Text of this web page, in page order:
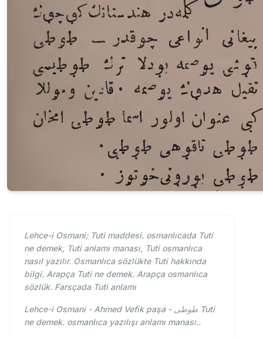
Lehce-i Osmani; Tuti maddesi. osmanlıcada Tuti
ne demek, Tuti anlamı manası, Tuti osmanlıca
nasıl yazılır. Osmanlıca sözlükte Tuti hakkında
bilgi. Arapça Tuti ne demek. Arapça osmanlıca
sözlük. Farsçada Tuti anlamı
Lehce-i Osmani - Ahmed Vefik paşa - طوطی Tuti
ne demek. osmanlıca yazılışı anlamı manası..